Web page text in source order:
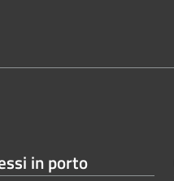
in porto